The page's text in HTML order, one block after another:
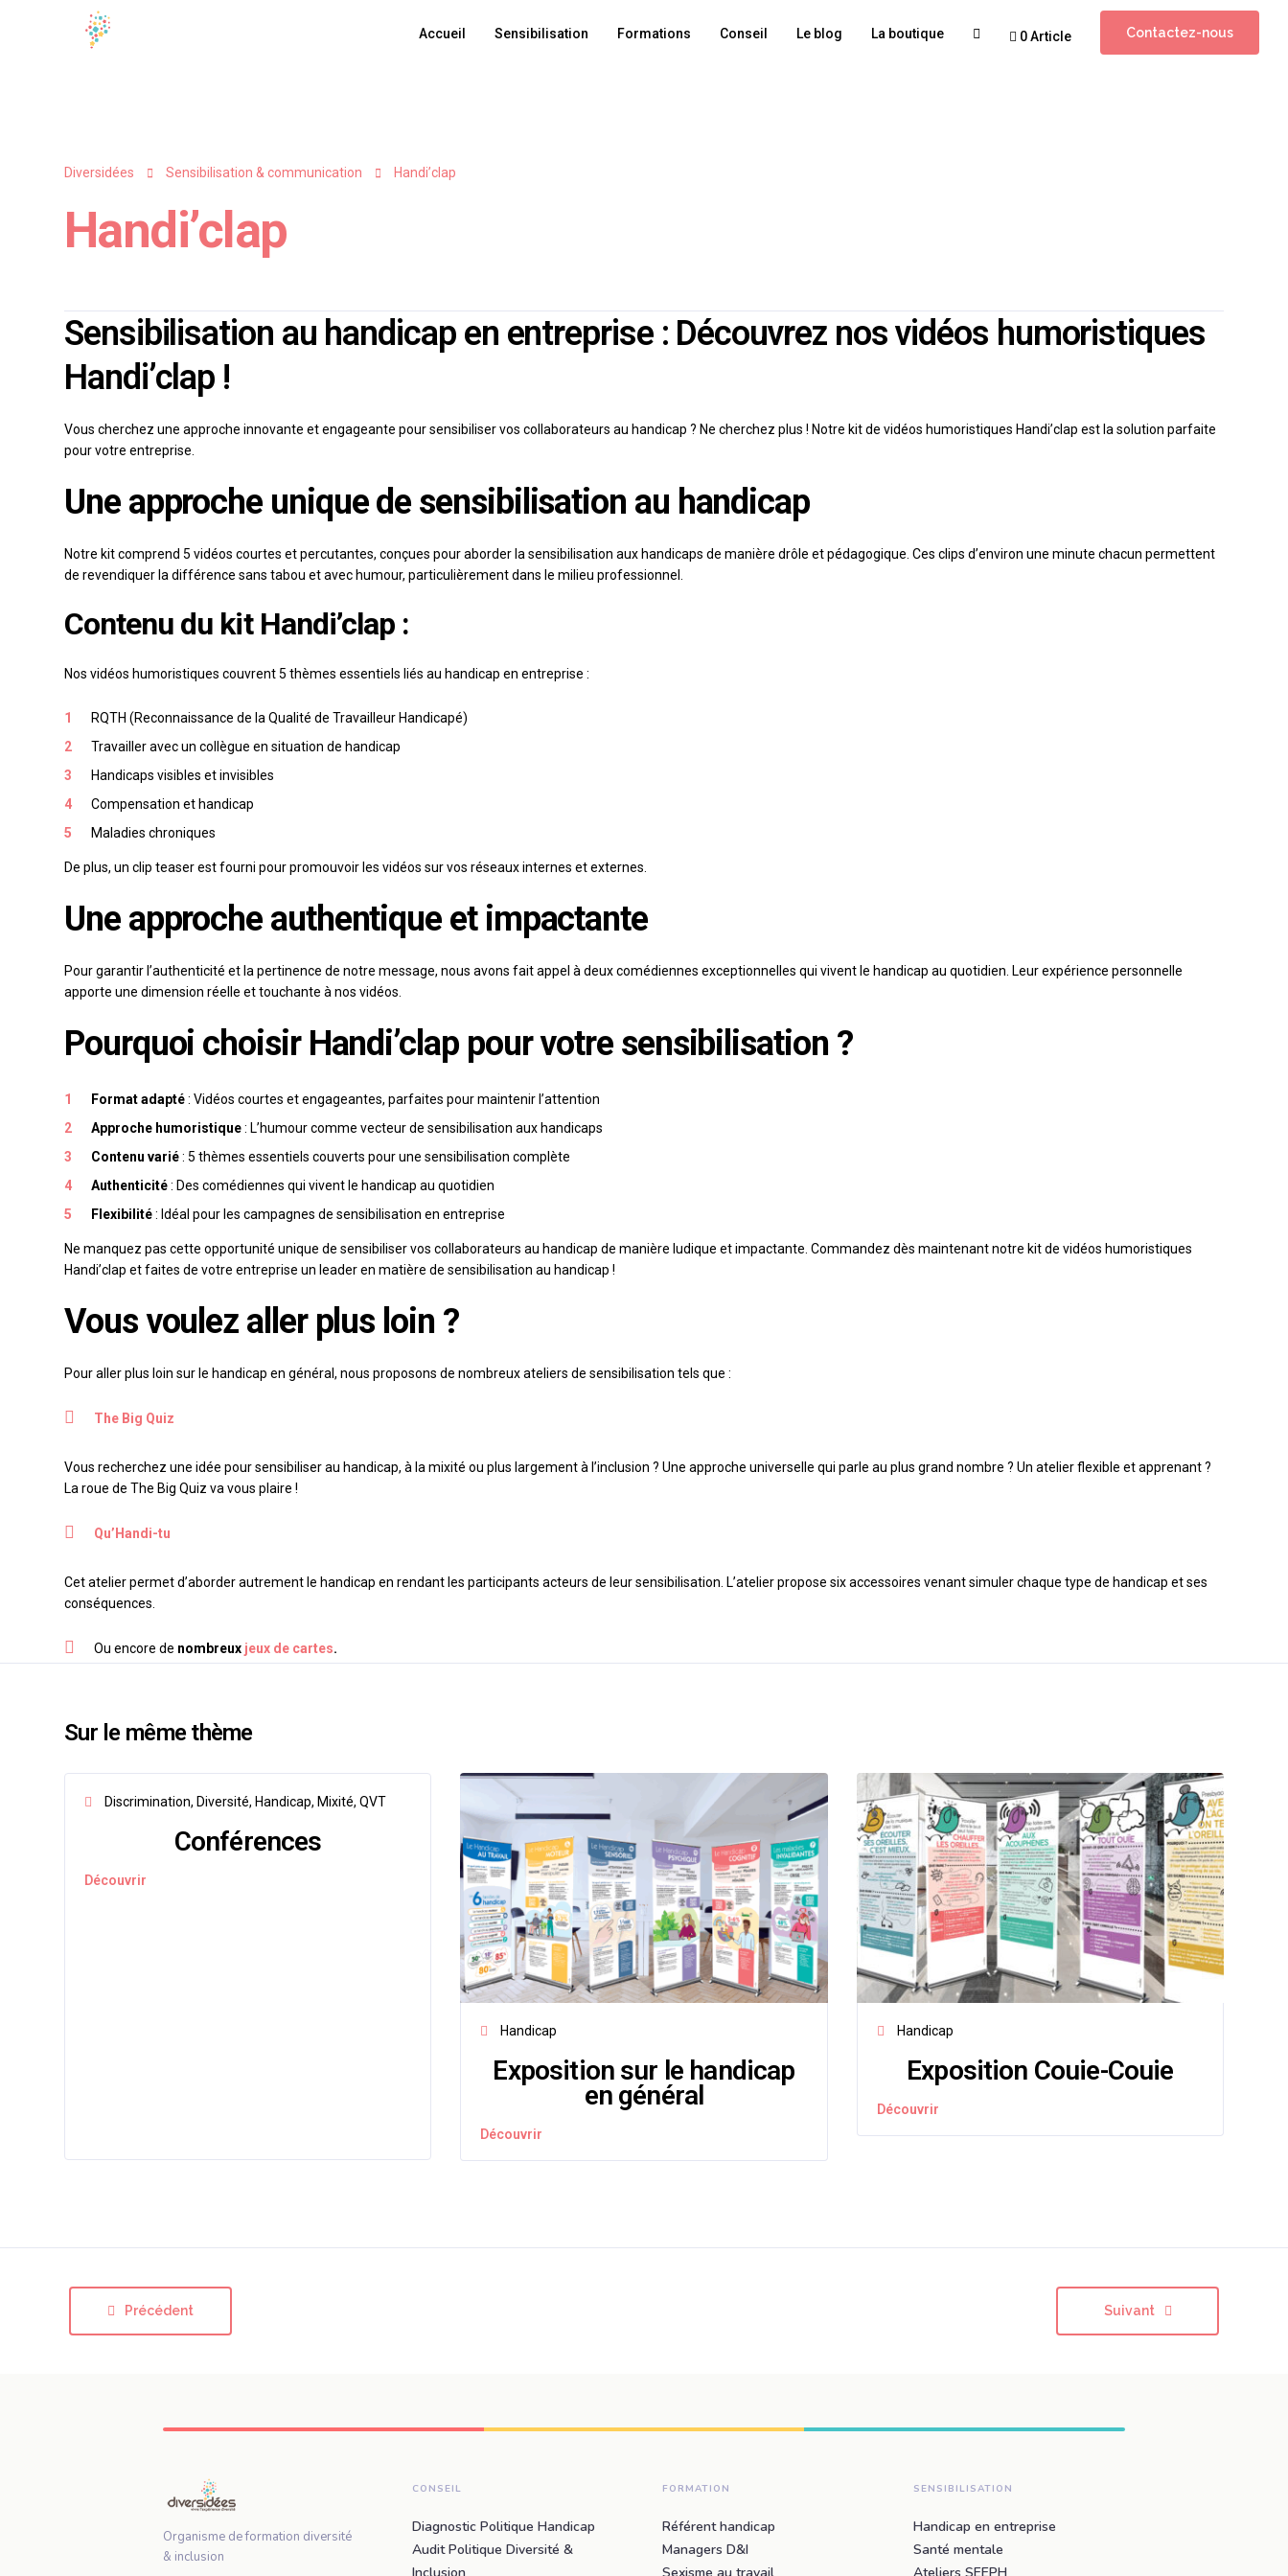
Accueil Sensibilisation Formations Conseil Le blog La boutique 0 Article Contactez-nous
Diversidées Sensibilisation & communication Handi’clap
Handi’clap
Sensibilisation au handicap en entreprise : Découvrez nos vidéos humoristiques
Handi’clap !
Vous cherchez une approche innovante et engageante pour sensibiliser vos collaborateurs au handicap ? Ne cherchez plus ! Notre kit de vidéos humoristiques Handi’clap est la solution parfaite
pour votre entreprise.
Une approche unique de sensibilisation au handicap
Notre kit comprend 5 vidéos courtes et percutantes, conçues pour aborder la sensibilisation aux handicaps de manière drôle et pédagogique. Ces clips d’environ une minute chacun permettent
de revendiquer la différence sans tabou et avec humour, particulièrement dans le milieu professionnel.
Contenu du kit Handi’clap :
Nos vidéos humoristiques couvrent 5 thèmes essentiels liés au handicap en entreprise :
RQTH (Reconnaissance de la Qualité de Travailleur Handicapé)
Travailler avec un collègue en situation de handicap
Handicaps visibles et invisibles
Compensation et handicap
Maladies chroniques
De plus, un clip teaser est fourni pour promouvoir les vidéos sur vos réseaux internes et externes.
Une approche authentique et impactante
Pour garantir l’authenticité et la pertinence de notre message, nous avons fait appel à deux comédiennes exceptionnelles qui vivent le handicap au quotidien. Leur expérience personnelle
apporte une dimension réelle et touchante à nos vidéos.
Pourquoi choisir Handi’clap pour votre sensibilisation ?
Format adapté: Vidéos courtes et engageantes, parfaites pour maintenir l’attention
Approche humoristique: L’humour comme vecteur de sensibilisation aux handicaps
Contenu varié: 5 thèmes essentiels couverts pour une sensibilisation complète
Authenticité: Des comédiennes qui vivent le handicap au quotidien
Flexibilité: Idéal pour les campagnes de sensibilisation en entreprise
Ne manquez pas cette opportunité unique de sensibiliser vos collaborateurs au handicap de manière ludique et impactante. Commandez dès maintenant notre kit de vidéos humoristiques
Handi’clap et faites de votre entreprise un leader en matière de sensibilisation au handicap !
Vous voulez aller plus loin ?
Pour aller plus loin sur le handicap en général, nous proposons de nombreux ateliers de sensibilisation tels que :
The Big Quiz
Vous recherchez une idée pour sensibiliser au handicap, à la mixité ou plus largement à l’inclusion ? Une approche universelle qui parle au plus grand nombre ? Un atelier flexible et apprenant ?
La roue de The Big Quiz va vous plaire !
Qu’Handi-tu
Cet atelier permet d’aborder autrement le handicap en rendant les participants acteurs de leur sensibilisation. L’atelier propose six accessoires venant simuler chaque type de handicap et ses
conséquences.
Ou encore de nombreux jeux de cartes.
Sur le même thème
Discrimination, Diversité, Handicap, Mixité, QVT
Conférences
Découvrir
Handicap
Exposition sur le handicap
en général
Découvrir
Handicap
Exposition Couie-Couie
Découvrir
Précédent Suivant
Organisme de formation diversité
& inclusion
CONSEIL
Diagnostic Politique Handicap
Audit Politique Diversité &
FORMATION
Référent handicap
Managers D&I
SENSIBILISATION
Handicap en entreprise
Santé mentale